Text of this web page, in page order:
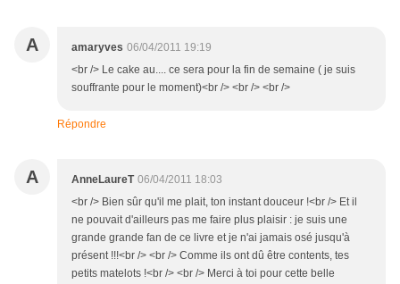
A amaryves 06/04/2011 19:19
<br /> Le cake au.... ce sera pour la fin de semaine ( je suis
souffrante pour le moment)<br /> <br /> <br />
Répondre
A AnneLaureT 06/04/2011 18:03
<br /> Bien sûr qu'il me plait, ton instant douceur !<br /> Et il
ne pouvait d'ailleurs pas me faire plus plaisir : je suis une
grande grande fan de ce livre et je n'ai jamais osé jusqu'à
présent !!!<br /> <br /> Comme ils ont dû être contents, tes
petits matelots !<br /> <br /> Merci à toi pour cette belle